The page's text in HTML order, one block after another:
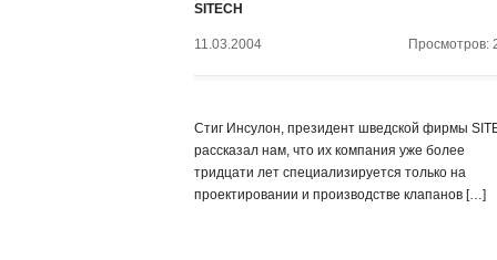
SITECH
11.03.2004 Просмотров:
Стиг Инсулон, президент шведской фирмы
рассказал нам, что их компания уже более
тридцати лет специализируется только на
проектировании и производстве клапанов […]